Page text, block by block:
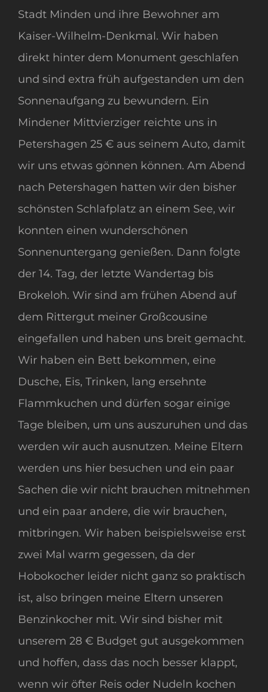
Stadt Minden und ihre Bewohner am
Kaiser-Wilhelm-Denkmal. Wir haben
direkt hinter dem Monument geschlafen
und sind extra früh aufgestanden um den
Sonnenaufgang zu bewundern. Ein
Mindener Mittvierziger reichte uns in
Petershagen 25 € aus seinem Auto, damit
wir uns etwas gönnen können. Am Abend
nach Petershagen hatten wir den bisher
schönsten Schlafplatz an einem See, wir
konnten einen wunderschönen
Sonnenuntergang genießen. Dann folgte
der 14. Tag, der letzte Wandertag bis
Brokeloh. Wir sind am frühen Abend auf
dem Rittergut meiner Großcousine
eingefallen und haben uns breit gemacht.
Wir haben ein Bett bekommen, eine
Dusche, Eis, Trinken, lang ersehnte
Flammkuchen und dürfen sogar einige
Tage bleiben, um uns auszuruhen und das
werden wir auch ausnutzen. Meine Eltern
werden uns hier besuchen und ein paar
Sachen die wir nicht brauchen mitnehmen
und ein paar andere, die wir brauchen,
mitbringen. Wir haben beispielsweise erst
zwei Mal warm gegessen, da der
Hobokocher leider nicht ganz so praktisch
ist, also bringen meine Eltern unseren
Benzinkocher mit. Wir sind bisher mit
unserem 28 € Budget gut ausgekommen
und hoffen, dass das noch besser klappt,
wenn wir öfter Reis oder Nudeln kochen